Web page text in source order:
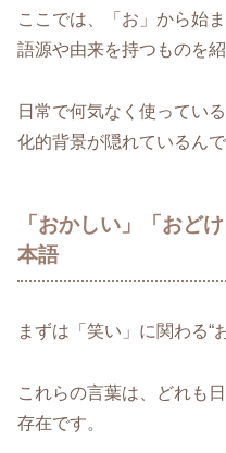
ここでは、「お」から始
語源や由来を持つものを紹
日常で何気なく使ってい
化的背景が隠れているんで
「おかしい」「おど
本語
まずは「笑い」に関わる“
これらの言葉は、どれも
存在です。